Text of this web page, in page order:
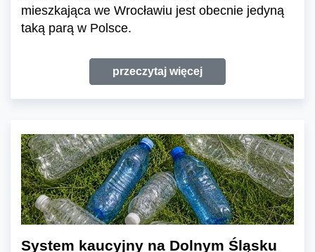
mieszkająca we Wrocławiu jest obecnie jedyną
taką parą w Polsce.
przeczytaj więcej
System kaucyjny na Dolnym Śląsku